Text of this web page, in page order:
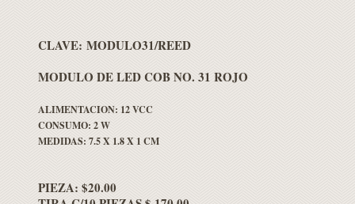
CLAVE: MODULO31/REED
MODULO DE LED COB NO. 31 ROJO
ALIMENTACION: 12 VCC
CONSUMO: 2 W
MEDIDAS: 7.5 X 1.8 X 1 CM
PIEZA: $20.00